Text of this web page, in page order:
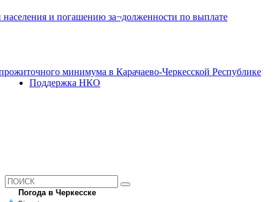
и погашению за¬долженности по выплате
минимума в Карачаево-Черкесской Республике
Поддержка НКО
Погода в Черкесске